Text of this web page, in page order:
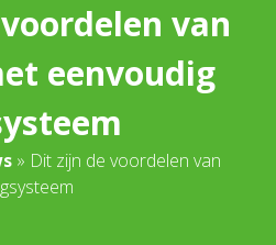
van
eenvoudig
» Dit zijn de voordelen van